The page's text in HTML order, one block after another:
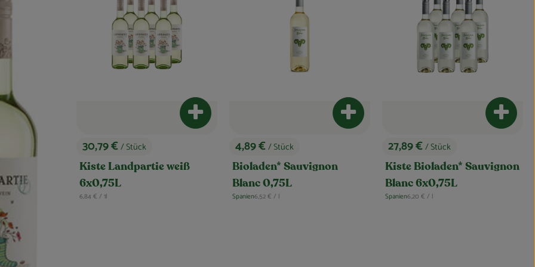
, Preis:
30,79 €/ Stück
Kiste Landpartie weiß
6x0,75L
, Referenzpreis:
6,84 € / 1l
Produkt zum Warenkorb hinzufügen
, Preis:
4,89 €/ Stück
Bioladen* Sauvignon
Blanc 0,75L
, Herkunft:
Spanien, Referenzpreis:
6,52 € / l
Produkt zum Warenkorb hinzufügen
, Preis:
27,89 €/ Stück
Kiste Bioladen* Sauvignon
Blanc 6x0,75L
, Herkunft:
Spanien, Referenzpreis:
6,20 € / l
Produkt